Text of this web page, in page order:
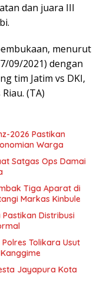
dan juara III
menurut
09/2021) dengan
tim Jatim vs DKI,
(TA)
2026 Pastikan
Warga
Satgas Ops Damai
Tiga Aparat di
Markas Kinbule
Distribusi
Tolikara Usut
Jayapura Kota